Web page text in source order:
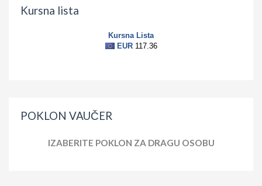
Kursna lista
POKLON VAUČER
IZABERITE POKLON ZA DRAGU OSOBU